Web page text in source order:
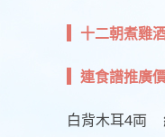
十二朝煮雞
連食譜推廣
白背木耳4両